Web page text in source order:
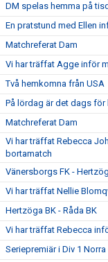
DM spelas hemma på
En pratstund med Ellen
Matchreferat Dam
Vi har träffat Agge inför
Två hemkomna från USA
På lördag är det dags för
Matchreferat Dam
Vi har träffat Rebecca
bortamatch
Vänersborgs FK -
Vi har träffat Nellie
Hertzöga BK - Råda BK
Vi har träffat Rebecca
Seriepremiär i Div 1